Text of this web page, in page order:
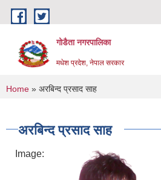
Skip to main content
गोडैता नगरपालिका
मधेश प्रदेश, नेपाल सरकार
You are here
Home » अरबिन्द प्रसाद साह
अरबिन्द प्रसाद साह
Image: